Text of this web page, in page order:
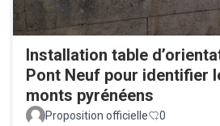
Installation table
Pont Neuf pour identifier
monts pyrénéens
Proposition officielle 0